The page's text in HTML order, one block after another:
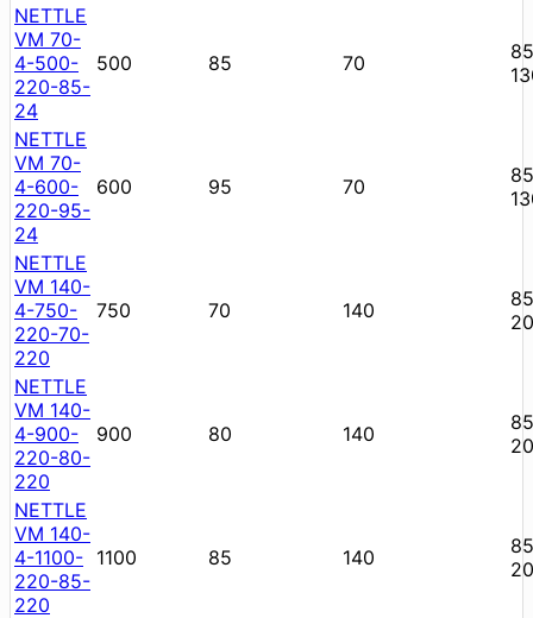
NETTLE
VM 70-
4-500-
220-85-
24
500 85 70
NETTLE
VM 70-
4-600-
220-95-
24
600 95 70
NETTLE
VM 140-
4-750-
220-70-
220
750 70 140
NETTLE
VM 140-
4-900-
220-80-
220
900 80 140
NETTLE
VM 140-
4-1100-
220-85-
220
1100 85 140